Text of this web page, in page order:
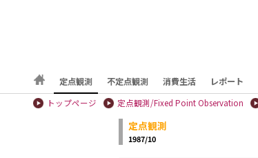
定点観測 不定点観測 消費生活 レポート
トップページ 定点観測/Fixed Point Observation
定点観測
1987/10